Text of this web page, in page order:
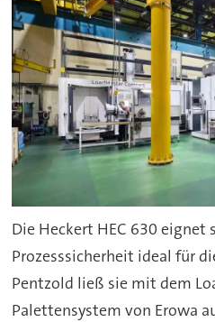
Die Heckert HEC 630 eignet
Prozesssicherheit ideal für
Pentzold ließ sie mit dem
Palettensystem von Erowa